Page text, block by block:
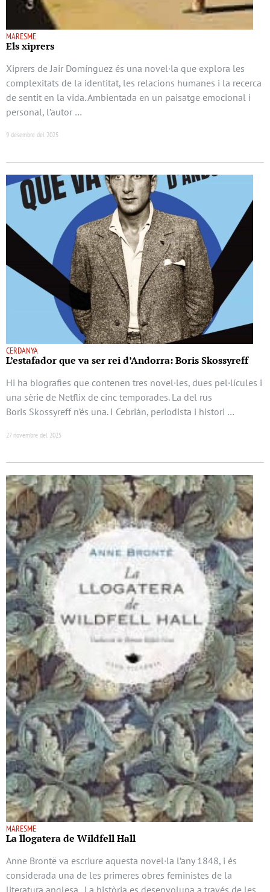
MARESME
Els xiprers
Xiprers de Jair Domínguez és una novel·la que explora les
complexitats de la identitat, les relacions humanes i la recerca
de sentit en la vida. Ambientada en un paisatge emocional i
personal, l’autor …
9 desembre del 2025
CERDANYA
L’estafador que va ser rei d’Andorra: Boris Skossyreff
Hi ha biografies que contenen tres novel·les, dues pel·lícules i
una sèrie de Netflix de cinc temporades. La del rus
Boris Skossyreff n’és una. I Cebrián, periodista i histori …
27 novembre del 2025
MARESME
La llogatera de Wildfell Hall
Anne Brontë va escriure aquesta novel·la l’any 1848, i és
considerada una de les primeres obres feministes de la
literatura anglesa. La història es desenvolupa a través de les